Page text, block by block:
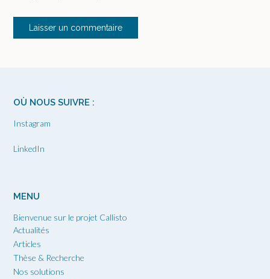
OÙ NOUS SUIVRE :
Instagram
LinkedIn
MENU
Bienvenue sur le projet Callisto
Actualités
Articles
Thèse & Recherche
Nos solutions